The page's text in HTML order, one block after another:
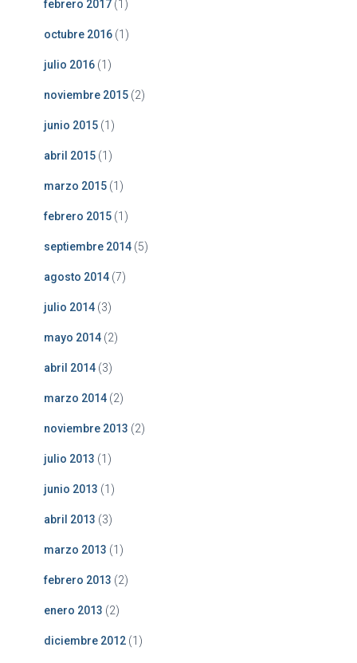
febrero 2017 (1)
octubre 2016 (1)
julio 2016 (1)
noviembre 2015 (2)
junio 2015 (1)
abril 2015 (1)
marzo 2015 (1)
febrero 2015 (1)
septiembre 2014 (5)
agosto 2014 (7)
julio 2014 (3)
mayo 2014 (2)
abril 2014 (3)
marzo 2014 (2)
noviembre 2013 (2)
julio 2013 (1)
junio 2013 (1)
abril 2013 (3)
marzo 2013 (1)
febrero 2013 (2)
enero 2013 (2)
diciembre 2012 (1)